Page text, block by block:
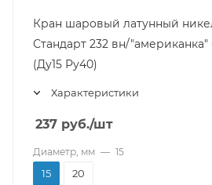
Кран шаровый латунный
Стандарт 232 вн/"американка"
(Ду15 Ру40)
Характеристики
237 руб./шт
Диаметр, мм — 15
15 20